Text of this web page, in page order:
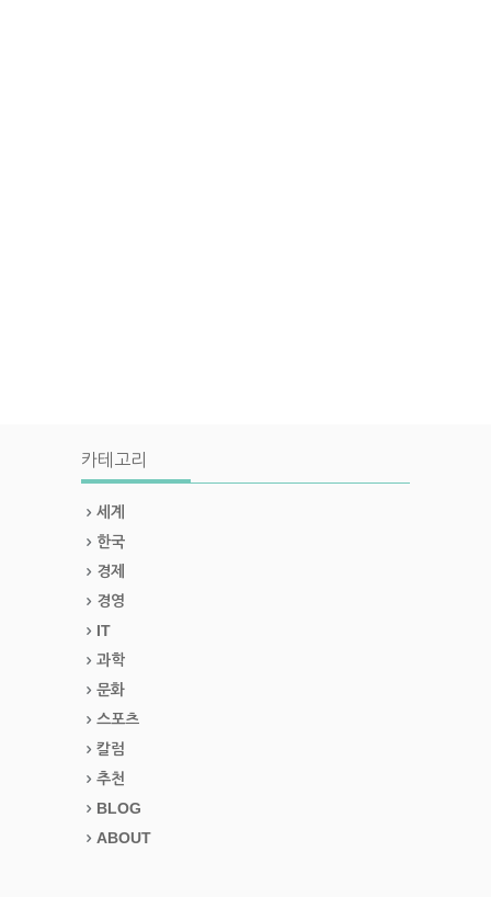
카테고리
세계
한국
경제
경영
IT
과학
문화
스포츠
칼럼
추천
BLOG
ABOUT